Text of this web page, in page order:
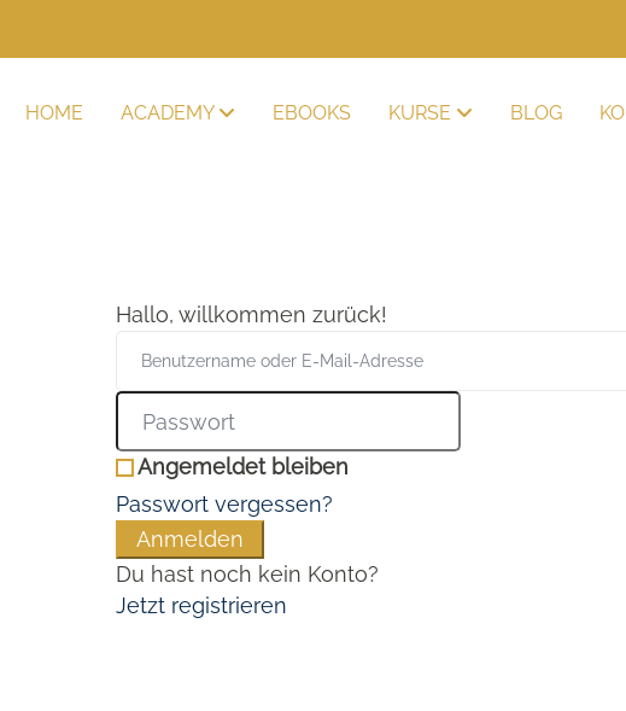
HOME ACADEMY EBOOKS KURSE BLOG
Hallo, willkommen zurück!
Angemeldet bleiben
Passwort vergessen?
Anmelden
Du hast noch kein Konto?
Jetzt registrieren